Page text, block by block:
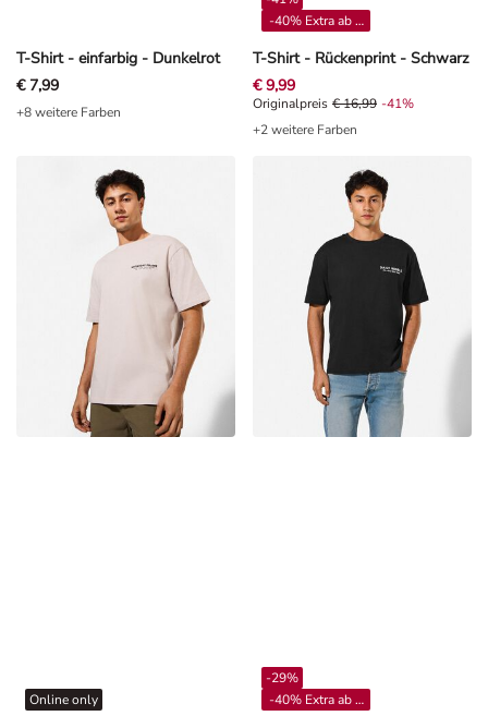
T-Shirt - einfarbig - Dunkelrot
€ 7,99
+8 weitere Farben
T-Shirt - Rückenprint - Schwarz
-40% Extra ab 4**
€ 9,99
Originalpreis € 16,99, Rabat -41%
Originalpreis € 16,99 -41%
+2 weitere Farben
Online only
-29%
-40% Extra ab 4**